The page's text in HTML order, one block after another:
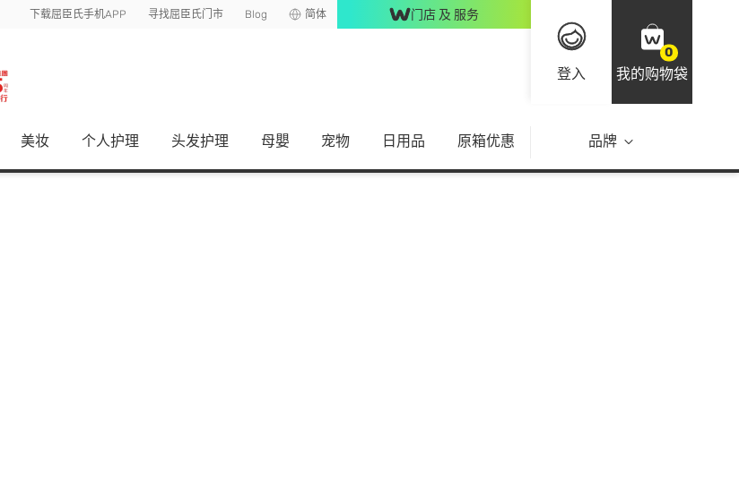
下载屈臣氏手机APP 寻找屈臣氏门市 Blog 简体 门店 及 服务
登入
0
我的购物袋
美妆 个人护理 头发护理 母嬰 宠物 日用品 原箱优惠 品牌